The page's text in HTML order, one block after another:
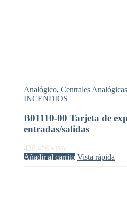
Analógico, Centrales Analógicas
INCENDIOS
B01110-00 Tarjeta de
entradas/salidas
438,47€ + IVA
Añadir al carrito Vista rápida